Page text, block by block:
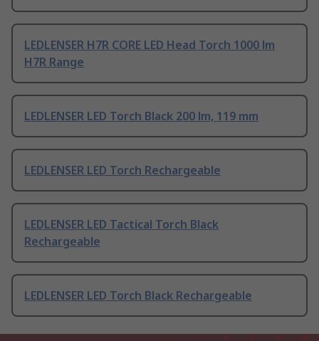
LEDLENSER H7R CORE LED Head Torch 1000 lm
H7R Range
LEDLENSER LED Torch Black 200 lm, 119 mm
LEDLENSER LED Torch Rechargeable
LEDLENSER LED Tactical Torch Black
Rechargeable
LEDLENSER LED Torch Black Rechargeable